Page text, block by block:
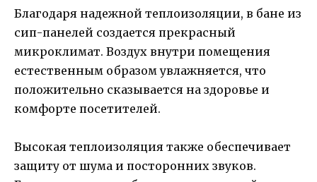
Благодаря надежной теплоизоляции, в бане из
сип-панелей создается прекрасный
микроклимат. Воздух внутри помещения
естественным образом увлажняется, что
положительно сказывается на здоровье и
комфорте посетителей.
Высокая теплоизоляция также обеспечивает
защиту от шума и посторонних звуков.